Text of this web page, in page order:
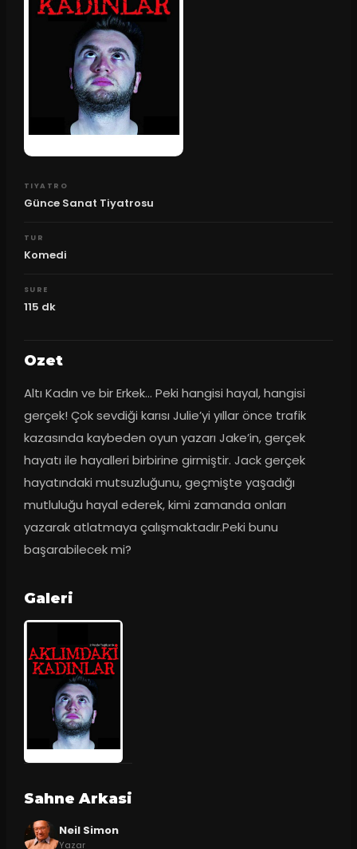
TIYATRO
Günce Sanat Tiyatrosu
TUR
Komedi
SURE
115 dk
Ozet
Altı Kadın ve bir Erkek… Peki hangisi hayal, hangisi
gerçek! Çok sevdiği karısı Julie’yi yıllar önce trafik
kazasında kaybeden oyun yazarı Jake’in, gerçek
hayatı ile hayalleri birbirine girmiştir. Jack gerçek
hayatındaki mutsuzluğunu, geçmişte yaşadığı
mutluluğu hayal ederek, kimi zamanda onları
yazarak atlatmaya çalışmaktadır.Peki bunu
başarabilecek mi?
Galeri
Sahne Arkasi
Neil Simon
Yazar